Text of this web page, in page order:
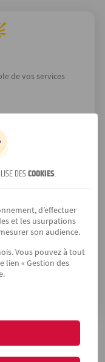
de vos services
DESCOOKIES.
d’effectuer
et les usurpations
son audience.
Vous pouvez à tout
lien « Gestion des